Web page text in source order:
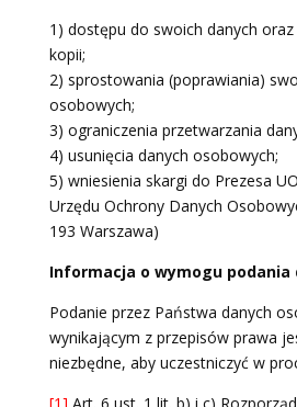
1) dostępu do swoich danych
kopii;
2) sprostowania (poprawiania)
osobowych;
3) ograniczenia przetwarzania
4) usunięcia danych osobowych;
5) wniesienia skargi do Prezesa
Urzędu Ochrony Danych
193 Warszawa)
Informacja o wymogu podania
Podanie przez Państwa danych
wynikającym z przepisów prawa
niezbędne, aby uczestniczyć w